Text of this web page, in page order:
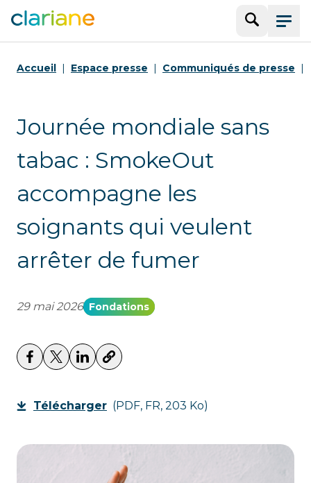
Menu
Accueil Espace presse Communiqués de presse
Journée mondiale sans
tabac : SmokeOut
accompagne les
soignants qui veulent
arrêter de fumer
29 mai 2026 Fondations
Télécharger (PDF, FR, 203 Ko)